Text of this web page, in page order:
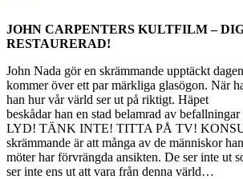
JOHN CARPENTERS KULTFILM –
RESTAURERAD!
John Nada gör en skrämmande upptäckt
kommer över ett par märkliga glasögon. När
han hur vår värld ser ut på riktigt. Häpet
beskådar han en stad belamrad av
LYD! TÄNK INTE! TITTA PÅ TV!
skrämmande är att många av de människor han
möter har förvrängda ansikten. De ser inte ut
ser inte ens ut att vara från denna värld…